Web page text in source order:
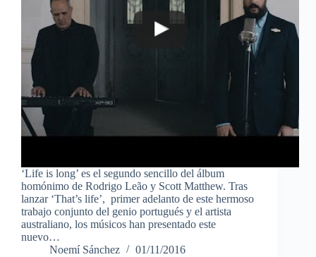
‘Life is long’ es el segundo sencillo del álbum
homónimo de Rodrigo Leão y Scott Matthew. Tras
lanzar ‘That’s life’, primer adelanto de este hermoso
trabajo conjunto del genio portugués y el artista
australiano, los músicos han presentado este
nuevo…
Noemí Sánchez
01/11/2016